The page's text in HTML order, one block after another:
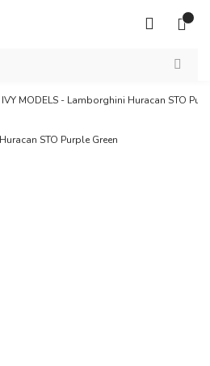
IVY MODELS - Lamborghini Huracan STO